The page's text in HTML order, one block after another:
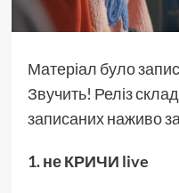
Матеріал було
Звучить! Реліз
записаних наживо
1. не КРИЧИ live